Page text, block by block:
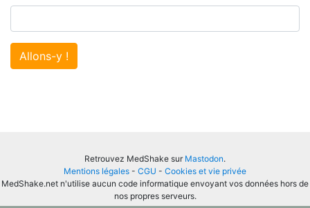
Allons-y !
Retrouvez MedShake sur Mastodon.
Mentions légales - CGU - Cookies et vie privée
MedShake.net n'utilise aucun code informatique envoyant vos données hors de
nos propres serveurs.